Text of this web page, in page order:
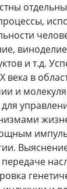
и т.д.
века в
и